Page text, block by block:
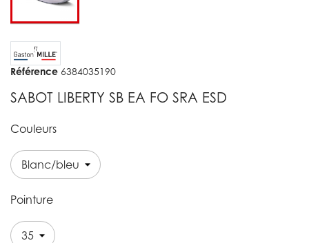
Référence 6384035190
SABOT LIBERTY SB EA FO SRA ESD
Couleurs
Pointure